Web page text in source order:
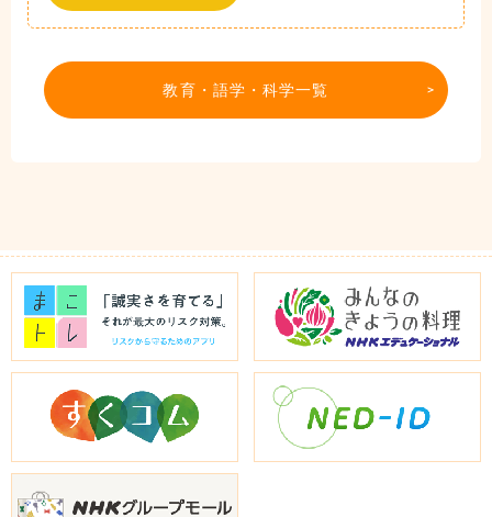
教育・語学・科学一覧